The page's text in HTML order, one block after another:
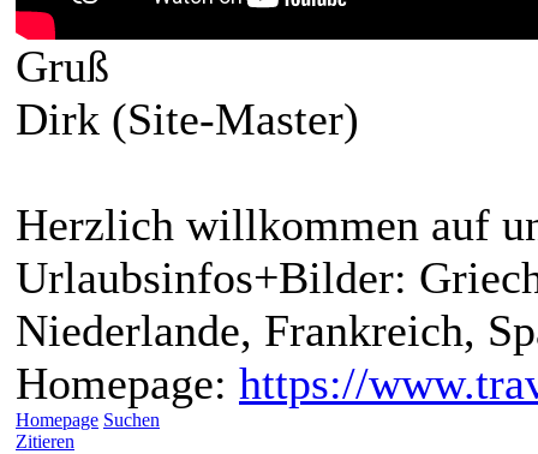
Gruß
Dirk (Site-Master)
Herzlich willkommen auf
Urlaubsinfos+Bilder:
Niederlande, Frankreich,
Homepage: https://
Homepage Suchen
Zitieren